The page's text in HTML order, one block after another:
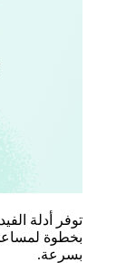
بخطوة
بسرعة.